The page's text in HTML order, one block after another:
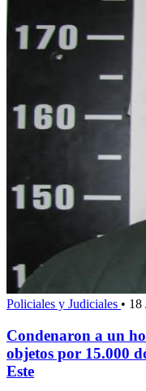
Policiales y Judiciales • 18
Condenaron a un
objetos por 15.000
Este